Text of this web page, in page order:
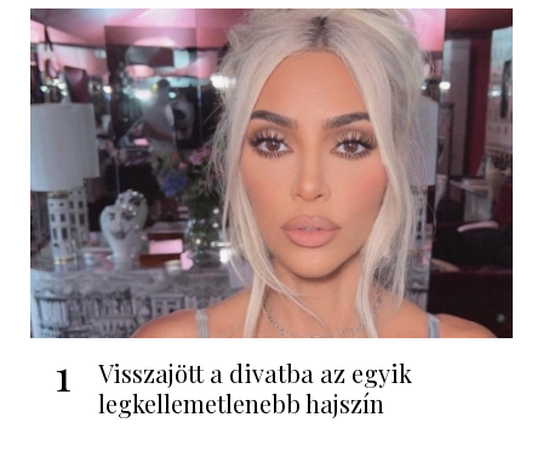
1
Visszajött a divatba az egyik
legkellemetlenebb hajszín